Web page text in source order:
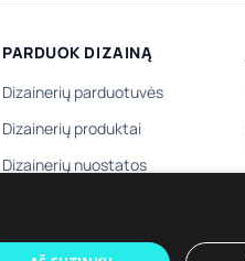
PARDUOK DIZAINĄ
Dizainerių parduotuvės
Dizainerių produktai
Dizainerių nuostatos